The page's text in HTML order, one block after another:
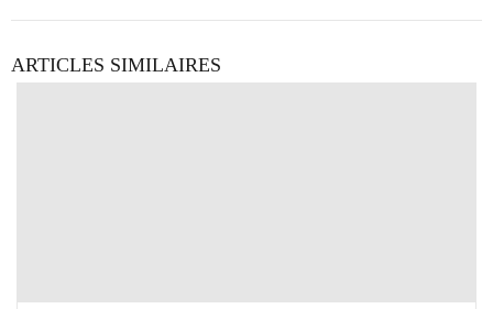
ARTICLES SIMILAIRES